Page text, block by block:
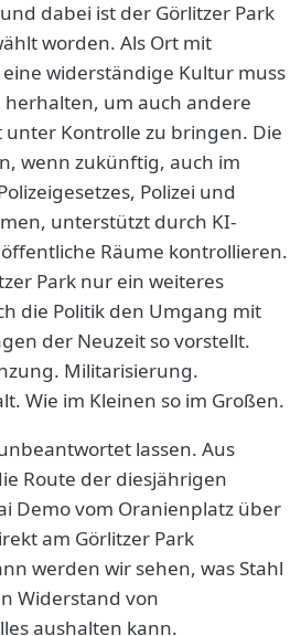
dabei ist der Görlitzer Park
worden. Als Ort mit
widerständige Kultur muss
herhalten, um auch andere
unter Kontrolle zu bringen. Die
wenn zukünftig, auch im
Polizei und
unterstützt durch KI-
Räume kontrollieren.
Park nur ein weiteres
die Politik den Umgang mit
der Neuzeit so vorstellt.
Militarisierung.
Wie im Kleinen so im Großen.
lassen. Aus
Route der diesjährigen
Demo vom Oranienplatz über
am Görlitzer Park
werden wir sehen, was Stahl
Widerstand von
aushalten kann.